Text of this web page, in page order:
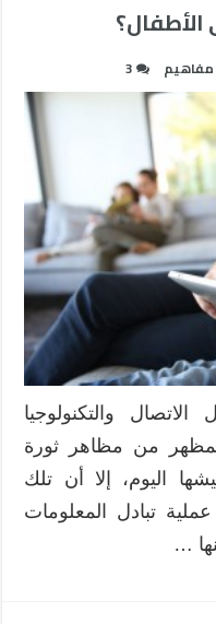
مفاهيم 3
والتكنولوجيا
من مظاهر ثورة
اليوم، إلا أن تلك
تبادل المعلومات
…